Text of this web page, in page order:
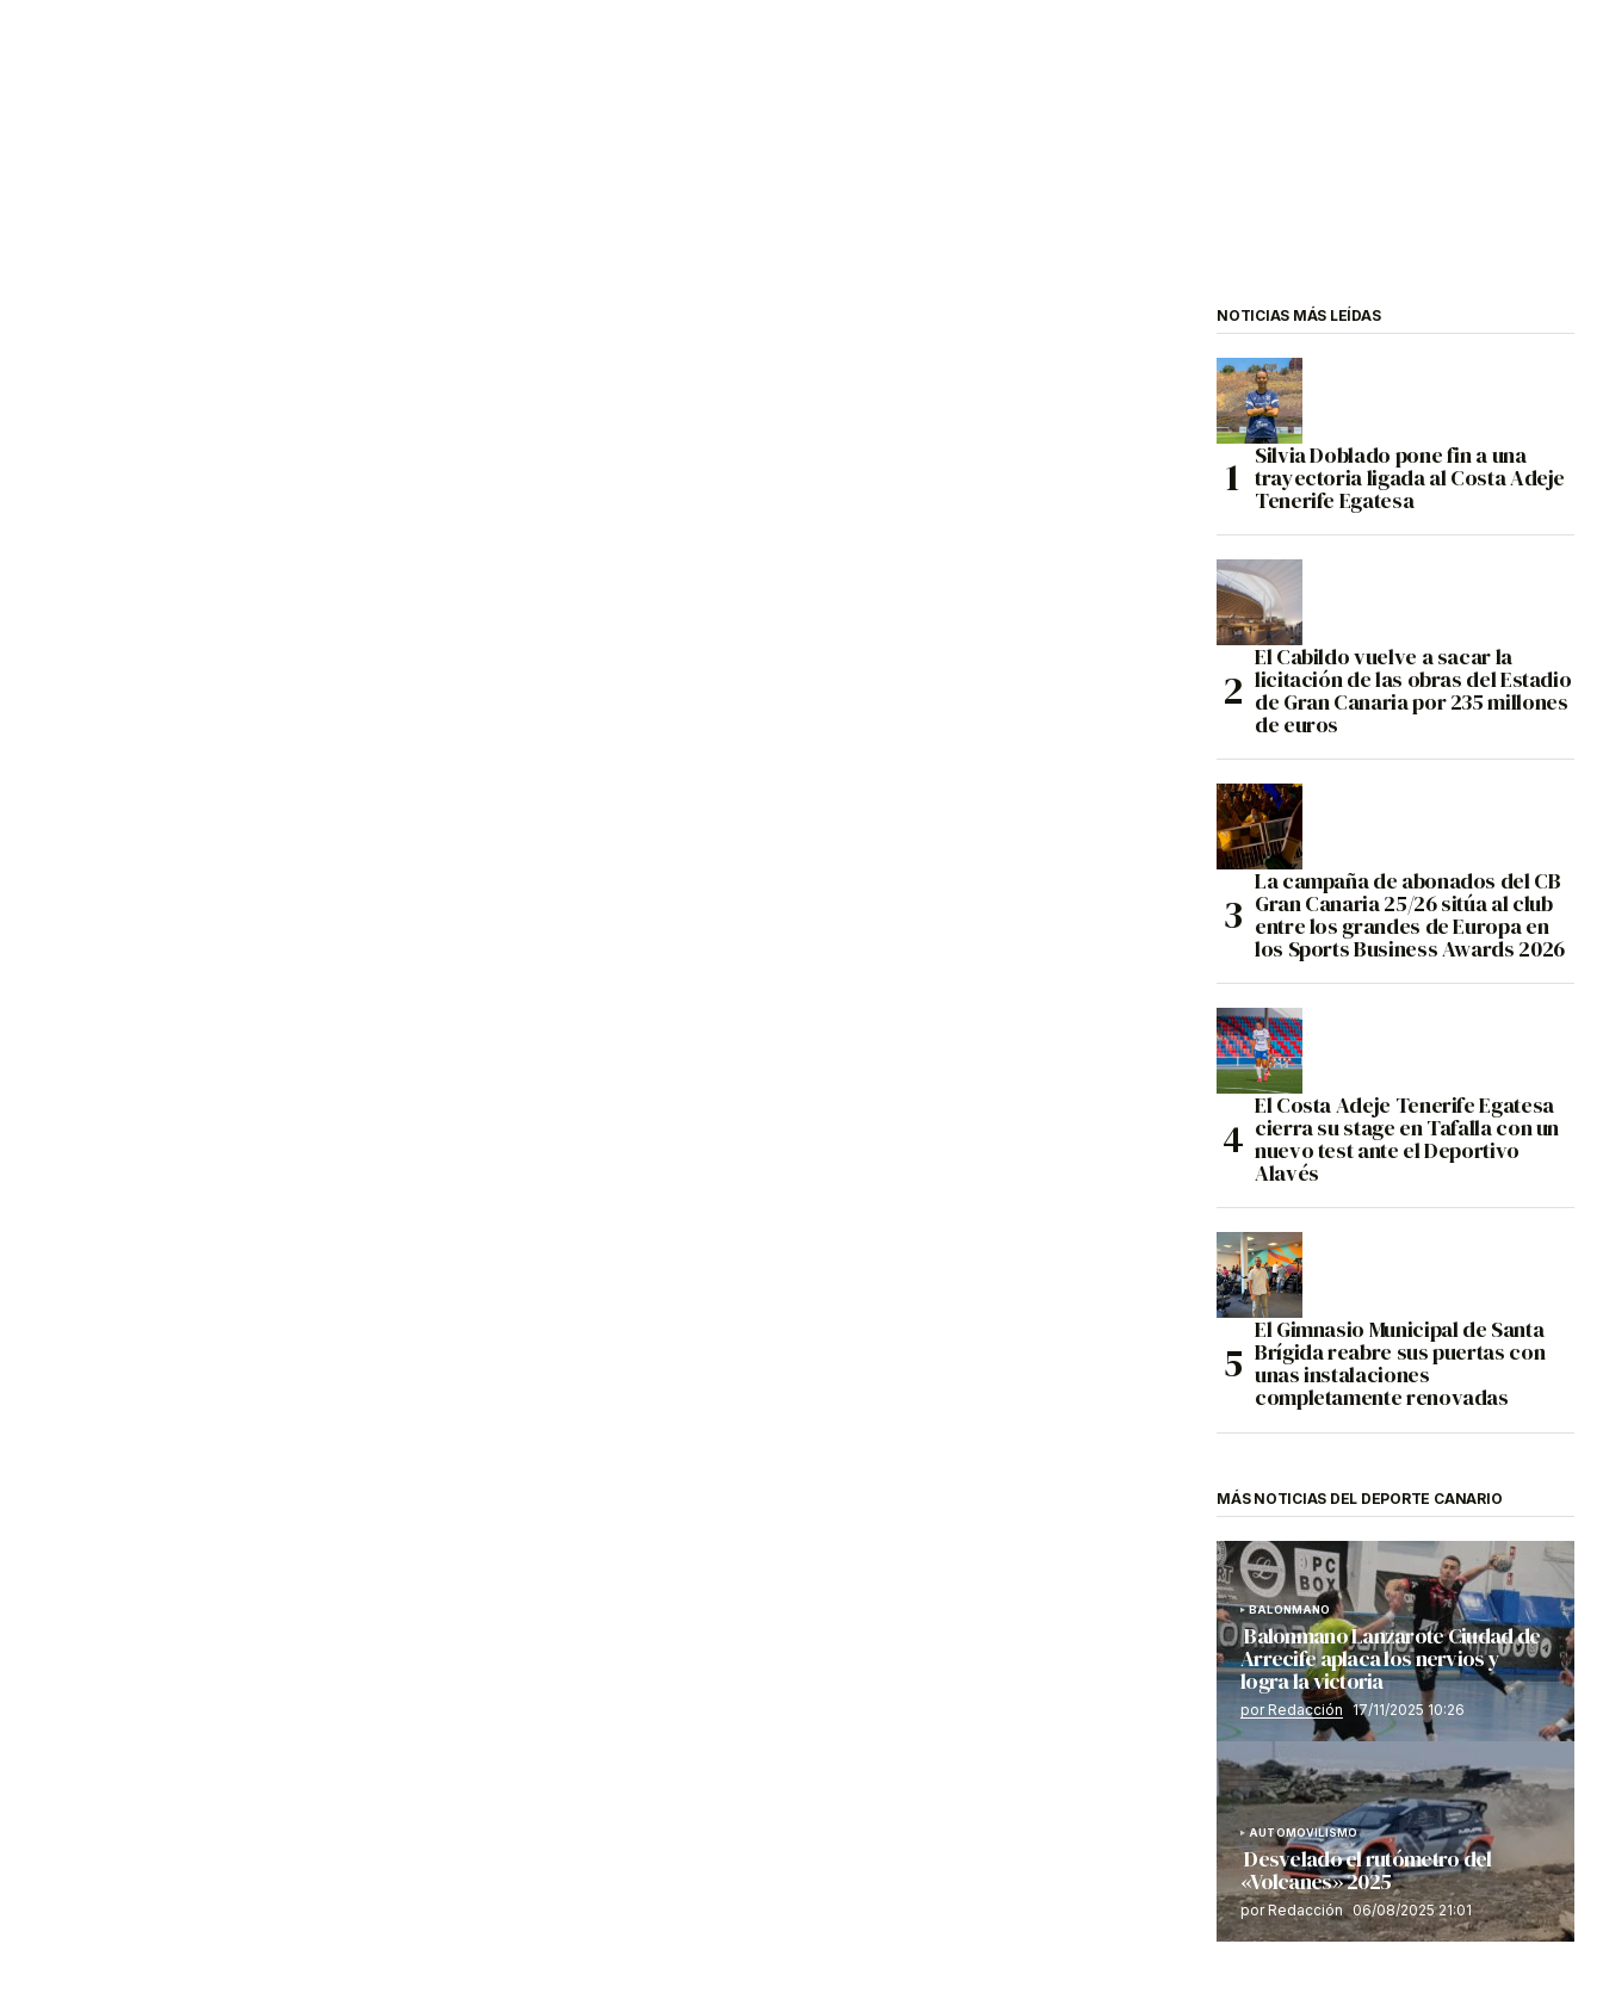
NOTICIAS MÁS LEÍDAS
Silvia Doblado pone fin a una
trayectoria ligada al Costa Adeje
Tenerife Egatesa
El Cabildo vuelve a sacar la
licitación de las obras del Estadio
de Gran Canaria por 235 millones
de euros
La campaña de abonados del CB
Gran Canaria 25/26 sitúa al club
entre los grandes de Europa en
los Sports Business Awards 2026
El Costa Adeje Tenerife Egatesa
cierra su stage en Tafalla con un
nuevo test ante el Deportivo
Alavés
El Gimnasio Municipal de Santa
Brígida reabre sus puertas con
unas instalaciones
completamente renovadas
MÁS NOTICIAS DEL DEPORTE CANARIO
BALONMANO
Balonmano Lanzarote Ciudad de
Arrecife aplaca los nervios y
logra la victoria
por Redacción 17/11/2025 10:26
AUTOMOVILISMO
Desvelado el rutómetro del
«Volcanes» 2025
por Redacción 06/08/2025 21:01